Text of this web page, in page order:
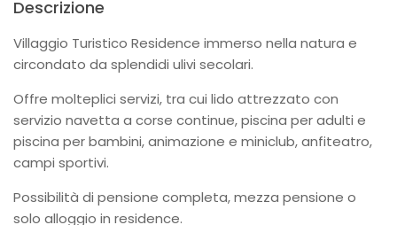
Descrizione
Villaggio Turistico Residence immerso nella natura e
circondato da splendidi ulivi secolari.
Offre molteplici servizi, tra cui lido attrezzato con
servizio navetta a corse continue, piscina per adulti e
piscina per bambini, animazione e miniclub, anfiteatro,
campi sportivi.
Possibilità di pensione completa, mezza pensione o
solo alloggio in residence.